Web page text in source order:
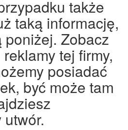
także
taką informację,
Zobacz
tej firmy,
posiadać
być może tam